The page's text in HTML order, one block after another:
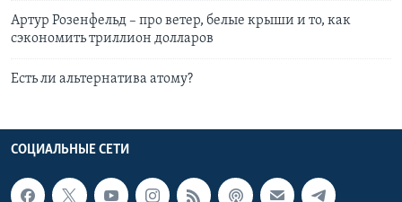
Артур Розенфельд – про ветер, белые крыши и то, как
сэкономить триллион долларов
Есть ли альтернатива атому?
СОЦИАЛЬНЫЕ СЕТИ